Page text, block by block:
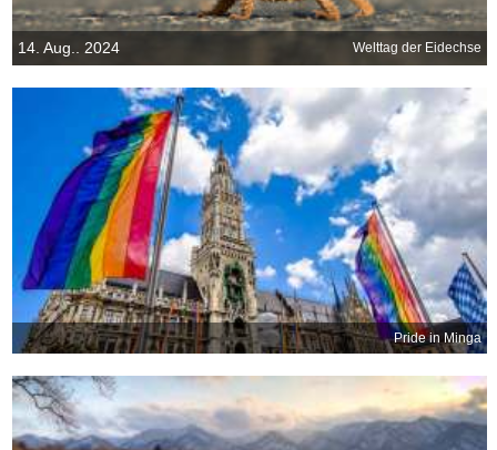
14. Aug.. 2024 Welttag der Eidechse
Pride in Minga